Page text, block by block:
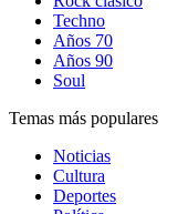
Techno
Años 70
Años 90
Soul
Temas más populares
Noticias
Cultura
Deportes